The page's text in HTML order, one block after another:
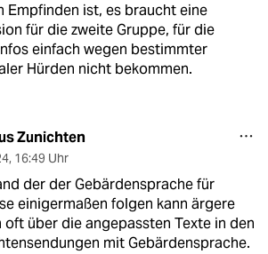
Empfinden ist, es braucht eine
für die zweite Gruppe, für die
einfach wegen bestimmter
Hürden nicht bekommen.
Zunichten
, 16:49 Uhr
der der Gebärdensprache für
einigermaßen folgen kann ärgere
oft über die angepassten Texte in den
mit Gebärdensprache.